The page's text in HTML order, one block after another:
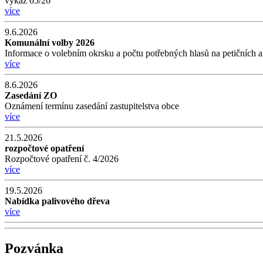
více
9.6.2026
Komunální volby 2026
Informace o volebním okrsku a počtu potřebných hlasů na petičních
více
8.6.2026
Zasedání ZO
Oznámení termínu zasedání zastupitelstva obce
více
21.5.2026
rozpočtové opatření
Rozpočtové opatření č. 4/2026
více
19.5.2026
Nabídka palivového dřeva
více
Pozvánka